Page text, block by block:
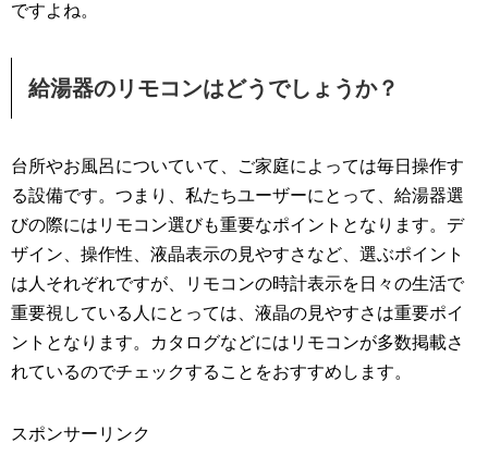
ですよね。
給湯器のリモコンはどうでしょうか？
台所やお風呂についていて、ご家庭によっては毎日操作す
る設備です。つまり、私たちユーザーにとって、給湯器選
びの際にはリモコン選びも重要なポイントとなります。デ
ザイン、操作性、液晶表示の見やすさなど、選ぶポイント
は人それぞれですが、リモコンの時計表示を日々の生活で
重要視している人にとっては、液晶の見やすさは重要ポイ
ントとなります。カタログなどにはリモコンが多数掲載さ
れているのでチェックすることをおすすめします。
スポンサーリンク